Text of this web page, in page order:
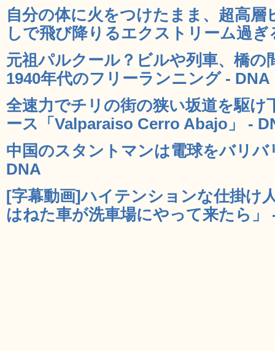
自分の体に火をつけたまま、超高
しで飛び降りるエクストリーム過
元祖パルクール？ビルや列車、橋の
1940年代のフリーランニング - DNA
全速力でチリの街の狭い坂道を駆け
ース「Valparaiso Cerro Abajo」 -
中国のスタントマンは電球をバリ
DNA
[字幕動画]ハイテンションな仕掛け
はねた車が洗車場にやって来たら」